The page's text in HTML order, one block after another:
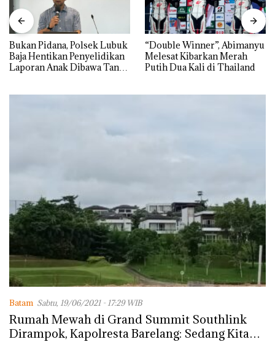
Bukan Pidana, Polsek Lubuk
Baja Hentikan Penyelidikan
Laporan Anak Dibawa Tanpa
“Double Winner”, Abimanyu
Melesat Kibarkan Merah
Putih Dua Kali di Thailand
Batam Sabtu, 19/06/2021 - 17:29 WIB
Rumah Mewah di Grand Summit Southlink
Dirampok, Kapolresta Barelang: Sedang Kita